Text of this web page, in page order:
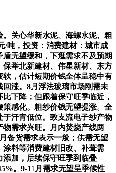
关心华新水泥、海螺水泥。粗
/吨，投资：消费建材：城市成
无望缓和，下逛需求不及预期
举北新建材、伟星新材、东方
，估计短期价钱全体呈稳中有
涨。8月浮法玻璃市场刚需未
下降；但跟着保守旺季临近，
策感化。粗纱价钱无望提涨。全
于汗青低位。致支流电子纱产物
需求兴旺。月内焚烧产线两
备货需求表示一般；供需无望
料等消费建材旧改、补葺需
加，后续保守旺季到临叠
。9-11月需求无望呈季候性